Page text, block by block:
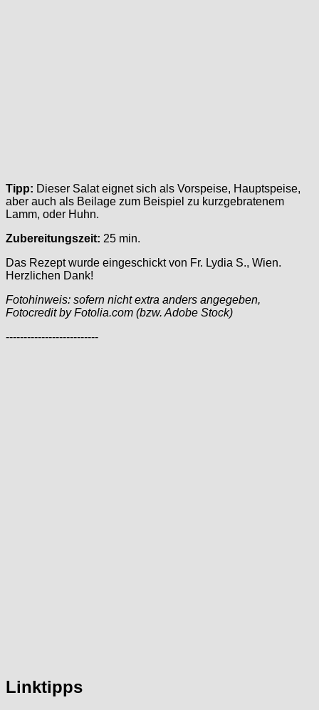
Tipp: Dieser Salat eignet sich als Vorspeise, Hauptspeise,
aber auch als Beilage zum Beispiel zu kurzgebratenem
Lamm, oder Huhn.
Zubereitungszeit: 25 min.
Das Rezept wurde eingeschickt von Fr. Lydia S., Wien.
Herzlichen Dank!
Fotohinweis: sofern nicht extra anders angegeben,
Fotocredit by Fotolia.com (bzw. Adobe Stock)
--------------------------
Linktipps